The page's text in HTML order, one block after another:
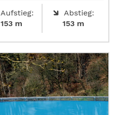
Aufstieg:
153 m
Abstieg:
153 m